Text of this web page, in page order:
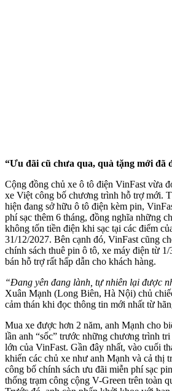
“Ưu đãi cũ chưa qua, quà tặng mới đã
Cộng đồng chủ xe ô tô điện VinFast vừa
xe Việt công bố chương trình hỗ trợ mới.
hiện đang sở hữu ô tô điện kèm pin,
phí sạc thêm 6 tháng, đồng nghĩa những
không tốn tiền điện khi sạc tại các điểm
31/12/2027. Bên cạnh đó, VinFast cũng
chính sách thuê pin ô tô, xe máy điện từ
bán hỗ trợ rất hấp dẫn cho khách hàng.
“Đang yên đang lành, tự nhiên lại được
Xuân Mạnh (Long Biên, Hà Nội) chủ
cảm thán khi đọc thông tin mới nhất từ
Mua xe được hơn 2 năm, anh Mạnh cho
lần anh “sốc” trước những chương trình
lớn của VinFast. Gần đây nhất, vào cuối
khiến các chủ xe như anh Mạnh và cả thị
công bố chính sách ưu đãi miễn phí sạc
thống trạm công cộng V-Green trên toàn